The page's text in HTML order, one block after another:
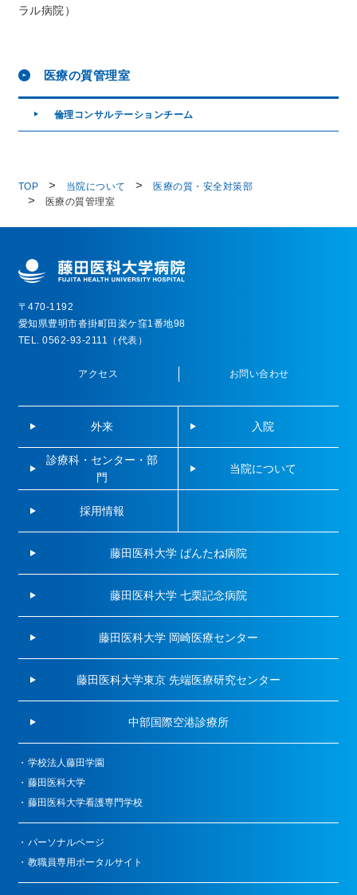
ラル病院）
医療の質管理室
倫理コンサルテーションチーム
TOP 当院について
医療の質・安全対策部
医療の質管理室
〒470-1192
愛知県豊明市沓掛町田楽ケ窪1番地98
TEL. 0562-93-2111（代表）
アクセス お問い合わせ
外来 入院
診療科・センター・部
門
当院について
採用情報
藤田医科大学 ばんたね病院
藤田医科大学 七栗記念病院
藤田医科大学 岡崎医療センター
藤田医科大学東京 先端医療研究センター
中部国際空港診療所
学校法人藤田学園
藤田医科大学
藤田医科大学看護専門学校
パーソナルページ
教職員専用ポータルサイト